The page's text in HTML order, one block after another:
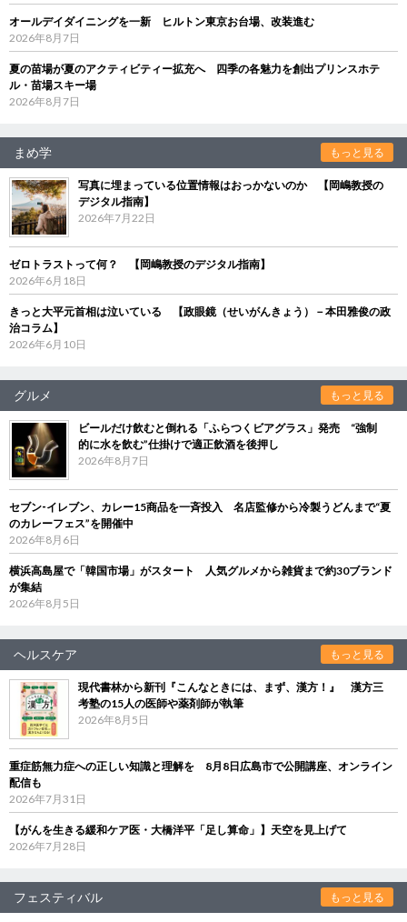
オールデイダイニングを一新 ヒルトン東京お台場、改装進む
2026年8月7日
夏の苗場が夏のアクティビティー拡充へ 四季の各魅力を創出プリンスホテ
ル・苗場スキー場
2026年8月7日
まめ学 もっと見る
写真に埋まっている位置情報はおっかないのか 【岡嶋教授の
デジタル指南】
2026年7月22日
ゼロトラストって何？ 【岡嶋教授のデジタル指南】
2026年6月18日
きっと大平元首相は泣いている 【政眼鏡（せいがんきょう）－本田雅俊の政
治コラム】
2026年6月10日
グルメ もっと見る
ビールだけ飲むと倒れる「ふらつくビアグラス」発売 “強制
的に水を飲む”仕掛けで適正飲酒を後押し
2026年8月7日
セブン‐イレブン、カレー15商品を一斉投入 名店監修から冷製うどんまで“夏
のカレーフェス”を開催中
2026年8月6日
横浜高島屋で「韓国市場」がスタート 人気グルメから雑貨まで約30ブランド
が集結
2026年8月5日
ヘルスケア もっと見る
現代書林から新刊『こんなときには、まず、漢方！』 漢方三
考塾の15人の医師や薬剤師が執筆
2026年8月5日
重症筋無力症への正しい知識と理解を 8月8日広島市で公開講座、オンライン
配信も
2026年7月31日
【がんを生きる緩和ケア医・大橋洋平「足し算命」】天空を見上げて
2026年7月28日
フェスティバル もっと見る